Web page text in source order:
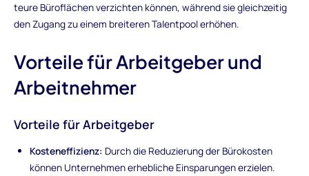
teure Büroflächen verzichten können, während sie gleichzeitig
den Zugang zu einem breiteren Talentpool erhöhen.
Vorteile für Arbeitgeber und
Arbeitnehmer
Vorteile für Arbeitgeber
Kosteneffizienz: Durch die Reduzierung der Bürokosten
können Unternehmen erhebliche Einsparungen erzielen.